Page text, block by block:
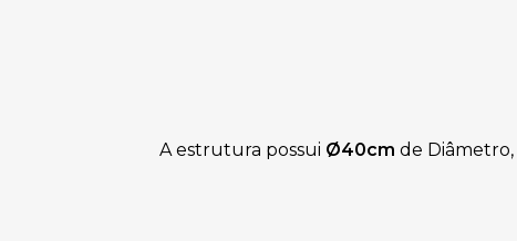
A estrutura possui Ø40cm de Diâmetro,